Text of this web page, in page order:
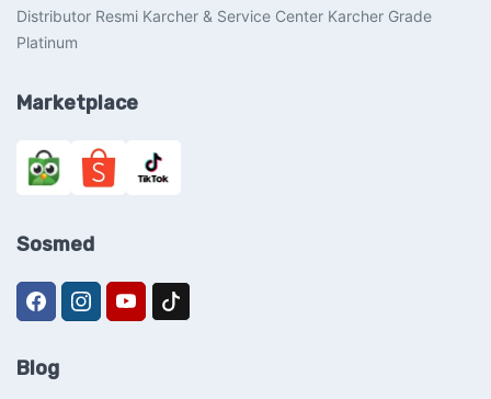
Distributor Resmi Karcher & Service Center Karcher Grade
Platinum
Marketplace
Sosmed
Blog